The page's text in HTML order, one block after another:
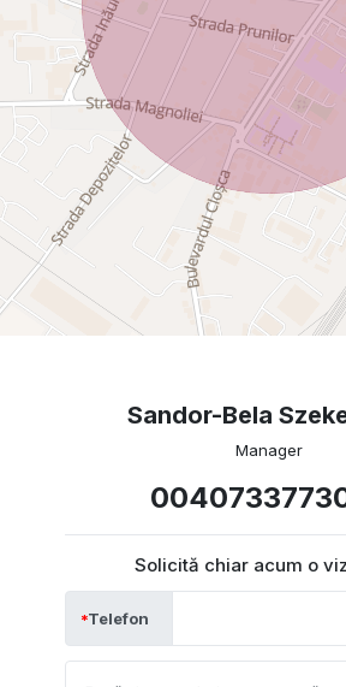
Sandor-Bela
Manager
Solicită chiar acum o
Telefon